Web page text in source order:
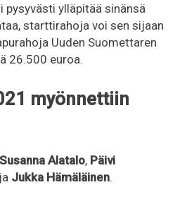
pysyvästi ylläpitää sinänsä
starttirahoja voi sen sijaan
Uuden Suomettaren
26.500 euroa.
myönnettiin
Susanna Alatalo, Päivi
Jukka Hämäläinen.